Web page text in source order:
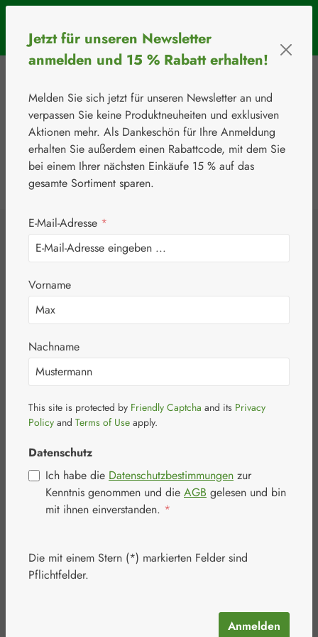
RabattcodeBIOS55 € Rabatt ab einem Warenkorbwert von 50 €.
Werkzeugleiste anzeigen
⚘ Handelsware
Nahrungsergänzungsmittel
Junek Europ-Vertrieb GmbH
Haar Schutz Junek
Kapseln
Bildergalerie überspringen
Jetzt für unseren Newsletter
anmelden und 15 % Rabatt erhalten!
Melden Sie sich jetzt für unseren Newsletter an und
verpassen Sie keine Produktneuheiten und exklusiven
Aktionen mehr. Als Dankeschön für Ihre Anmeldung
erhalten Sie außerdem einen Rabattcode, mit dem Sie
bei einem Ihrer nächsten Einkäufe 15 % auf das
gesamte Sortiment sparen.
E-Mail-Adresse *
Vorname
Nachname
This site is protected by Friendly Captcha and its Privacy
Policy and Terms of Use apply.
Datenschutz
Ich habe die Datenschutzbestimmungen zur
Kenntnis genommen und die AGB gelesen und bin
mit ihnen einverstanden. *
Die mit einem Stern (*) markierten Felder sind
Pflichtfelder.
Anmelden